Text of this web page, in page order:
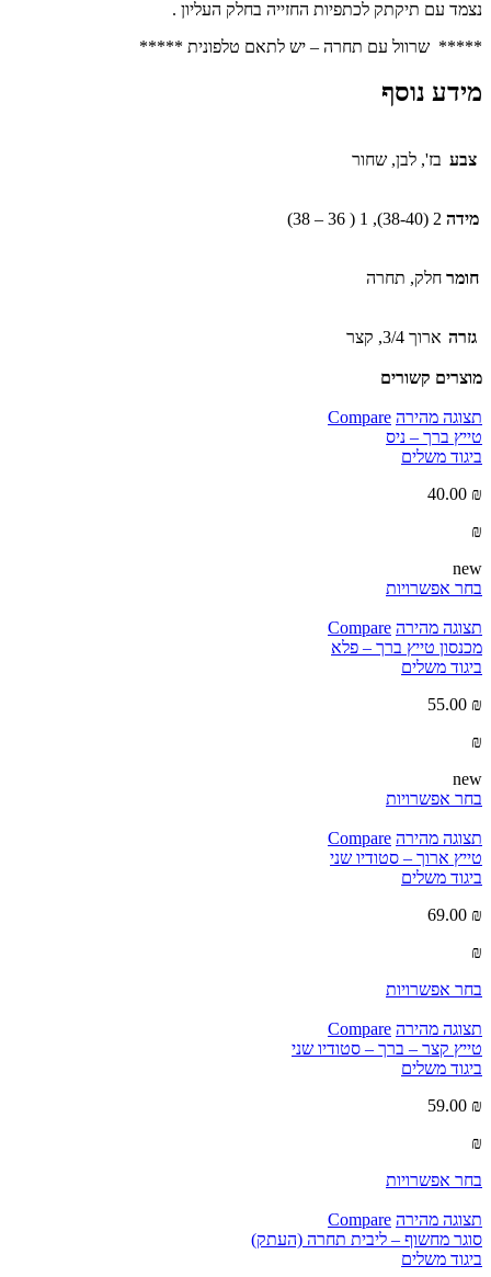
נצמד עם תיקתק לכתפיות החזייה בחלק העליון .
***** שרוול עם תחרה – יש לתאם טלפונית *****
מידע נוסף
צבע בז', לבן, שחור
מידה 2 (38-40), 1 ( 36 – 38)
חומר חלק, תחרה
גזרה ארוך 3/4, קצר
מוצרים קשורים
תצוגה מהירה Compare
טייץ ברך – ניס
ביגוד משלים
40.00 ₪
₪
new
בחר אפשרויות
תצוגה מהירה Compare
מכנסון טייץ ברך – פלא
ביגוד משלים
55.00 ₪
₪
new
בחר אפשרויות
תצוגה מהירה Compare
טייץ ארוך – סטודיו שני
ביגוד משלים
69.00 ₪
₪
בחר אפשרויות
תצוגה מהירה Compare
טייץ קצר – ברך – סטודיו שני
ביגוד משלים
59.00 ₪
₪
בחר אפשרויות
תצוגה מהירה Compare
סוגר מחשוף – ליבית תחרה (העתק)
ביגוד משלים